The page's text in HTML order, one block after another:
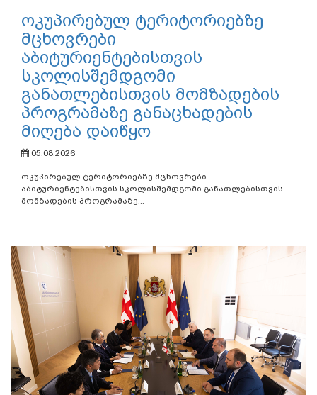
ოკუპირებულ ტერიტორიებზე
მცხოვრები
აბიტურიენტებისთვის
სკოლისშემდგომი
განათლებისთვის მომზადების
პროგრამაზე განაცხადების
მიღება დაიწყო
05.08.2026
ოკუპირებულ ტერიტორიებზე მცხოვრები
აბიტურიენტებისთვის სკოლისშემდგომი განათლებისთვის
მომზადების პროგრამაზე...